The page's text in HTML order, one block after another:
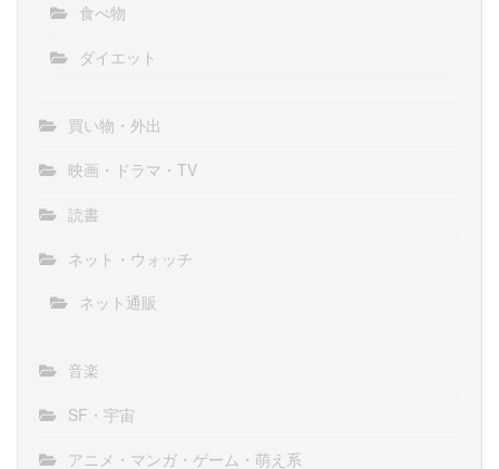
食べ物
ダイエット
買い物・外出
映画・ドラマ・TV
読書
ネット・ウォッチ
ネット通販
音楽
SF・宇宙
アニメ・マンガ・ゲーム・萌え系